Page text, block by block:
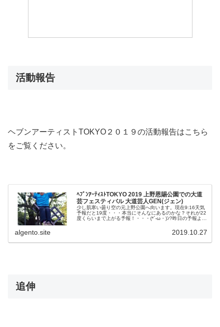
活動報告
ヘブンアーティストTOKYO２０１９の活動報告はこちら
をご覧ください。
ﾍﾌﾞﾝｱｰﾃｨｽﾄTOKYO 2019 上野恩賜公園での大道
芸フェスティバル 大道芸人GEN(ジェン)
少し肌寒い曇り空の元上野公園へ向います。現在9:16天気
予報だと19度・・・本当にそんなにあるのかな？それが22
度くらいまで上がる予報！・・・(*´-ω・)ﾝ?昨日の予報より
algento.site 2019.10.27
追伸